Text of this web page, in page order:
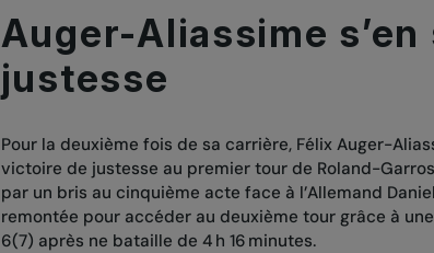
Auger-Aliassime
justesse
Pour la deuxième fois de sa carrière, Félix Auger-
victoire de justesse au premier tour de Roland-
par un bris au cinquième acte face à l’Allemand
remontée pour accéder au deuxième tour grâce à
6(7) après ne bataille de 4 h 16 minutes.